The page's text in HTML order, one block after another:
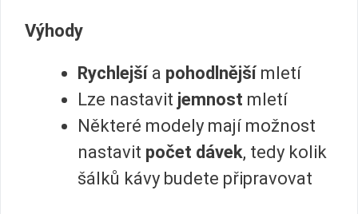
Výhody
Rychlejší a pohodlnější mletí
Lze nastavit jemnost mletí
Některé modely mají možnost
nastavit počet dávek, tedy kolik
šálků kávy budete připravovat